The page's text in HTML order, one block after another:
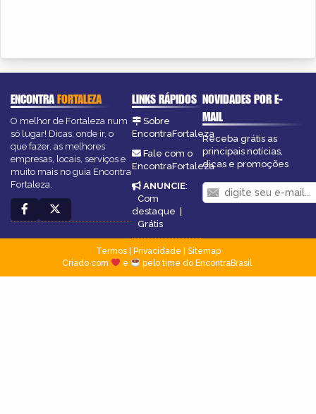
ENCONTRAFORTALEZA
O melhor de Fortaleza num
só lugar! Dicas, onde ir, o
que fazer, as melhores
empresas, locais, serviços e
muito mais no guia Encontra
Fortaleza.
LINKS RÁPIDOS
Sobre
EncontraFortaleza
Fale com o
EncontraFortaleza
ANUNCIE:
Com
destaque
Grátis
NOVIDADES POR E-
MAIL
Receba grátis as
principais notícias,
dicas e promoções
Termos| Privacidade
Sitemap
Criado com
e pelo time do EncontraBrasil